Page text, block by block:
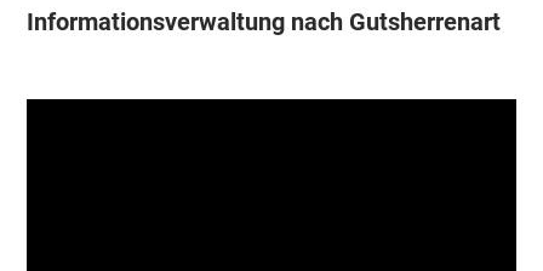
Informationsverwaltung nach Gutsherrenart